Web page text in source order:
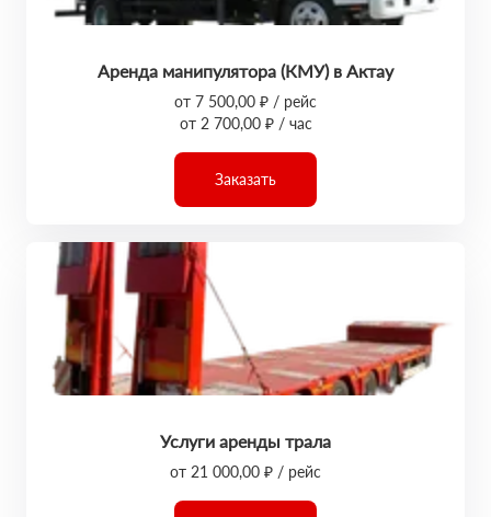
Аренда манипулятора (КМУ) в Актау
от 7 500,00 ₽ / рейс
от 2 700,00 ₽ / час
Заказать
Услуги аренды трала
от 21 000,00 ₽ / рейс